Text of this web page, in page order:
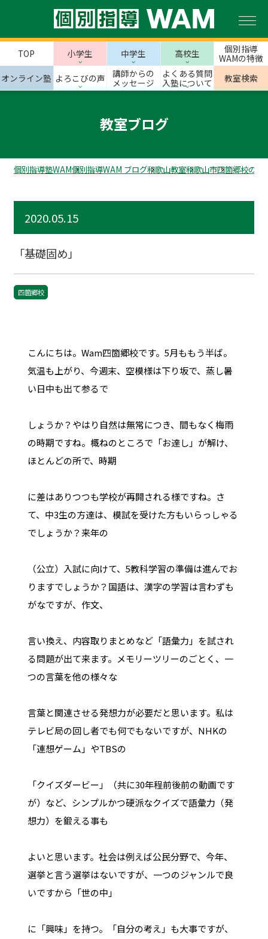
TOP 小学生 中学生 高校生
個別指導
WAMの特徴
オンライン塾 よろこびの声
講師からの
メッセージ
よくある質問
入塾について
教室検索
教室ブログ
個別指導塾WAM個別指導WAM ブログ和歌山教室和歌山市四箇郷校のス
2020.05.15
「基礎固め」
四箇郷校
こんにちは。Wam四箇郷校です。5月ももう半ば。
気温も上がり、今週末、空模様は下り坂で、蒸し暑
い日中も出て参るで
しょうか？やはり自然は無常につき、間もなく梅雨
の時期ですね。概ねのところで「お達し」が解け、
ほとんどの所で、時期
に差はありつつも学校が再開される様ですね。さ
て、中3生の方達は、模試を受けた方もいらっしゃる
でしょうか？来年の
（公立）入試に向けて、5教科学習の準備は進んでお
りますでしょうか？国語は、漢字の学習は言わずも
がなですが、作文、
言い換え、内容取りまとめなど「語彙力」を試され
る問題が出て来ます。メモリーツリーのごとく、一
つの言葉を他の様々な
言葉と関連させる発想力が必要だと思います。私は
テレビ局の回し者でも何でもないですが、NHKの
「連想ゲーム」やTBSの
「クイズダービー」（共に30年程前後前の動画です
が）など、シンプルかつ硬派なクイズで語彙力（発
想力）を鍛える事も
よいと思います。社会は例えば公民分野で、今年、
選挙と言う選挙はないですが、一つのジャンルで良
いですから「世の中」
に「興味」を持つ。「自分の考え」も大事ですが、